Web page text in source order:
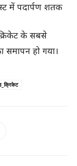
में पदार्पण शतक
के सबसे
हो गया।